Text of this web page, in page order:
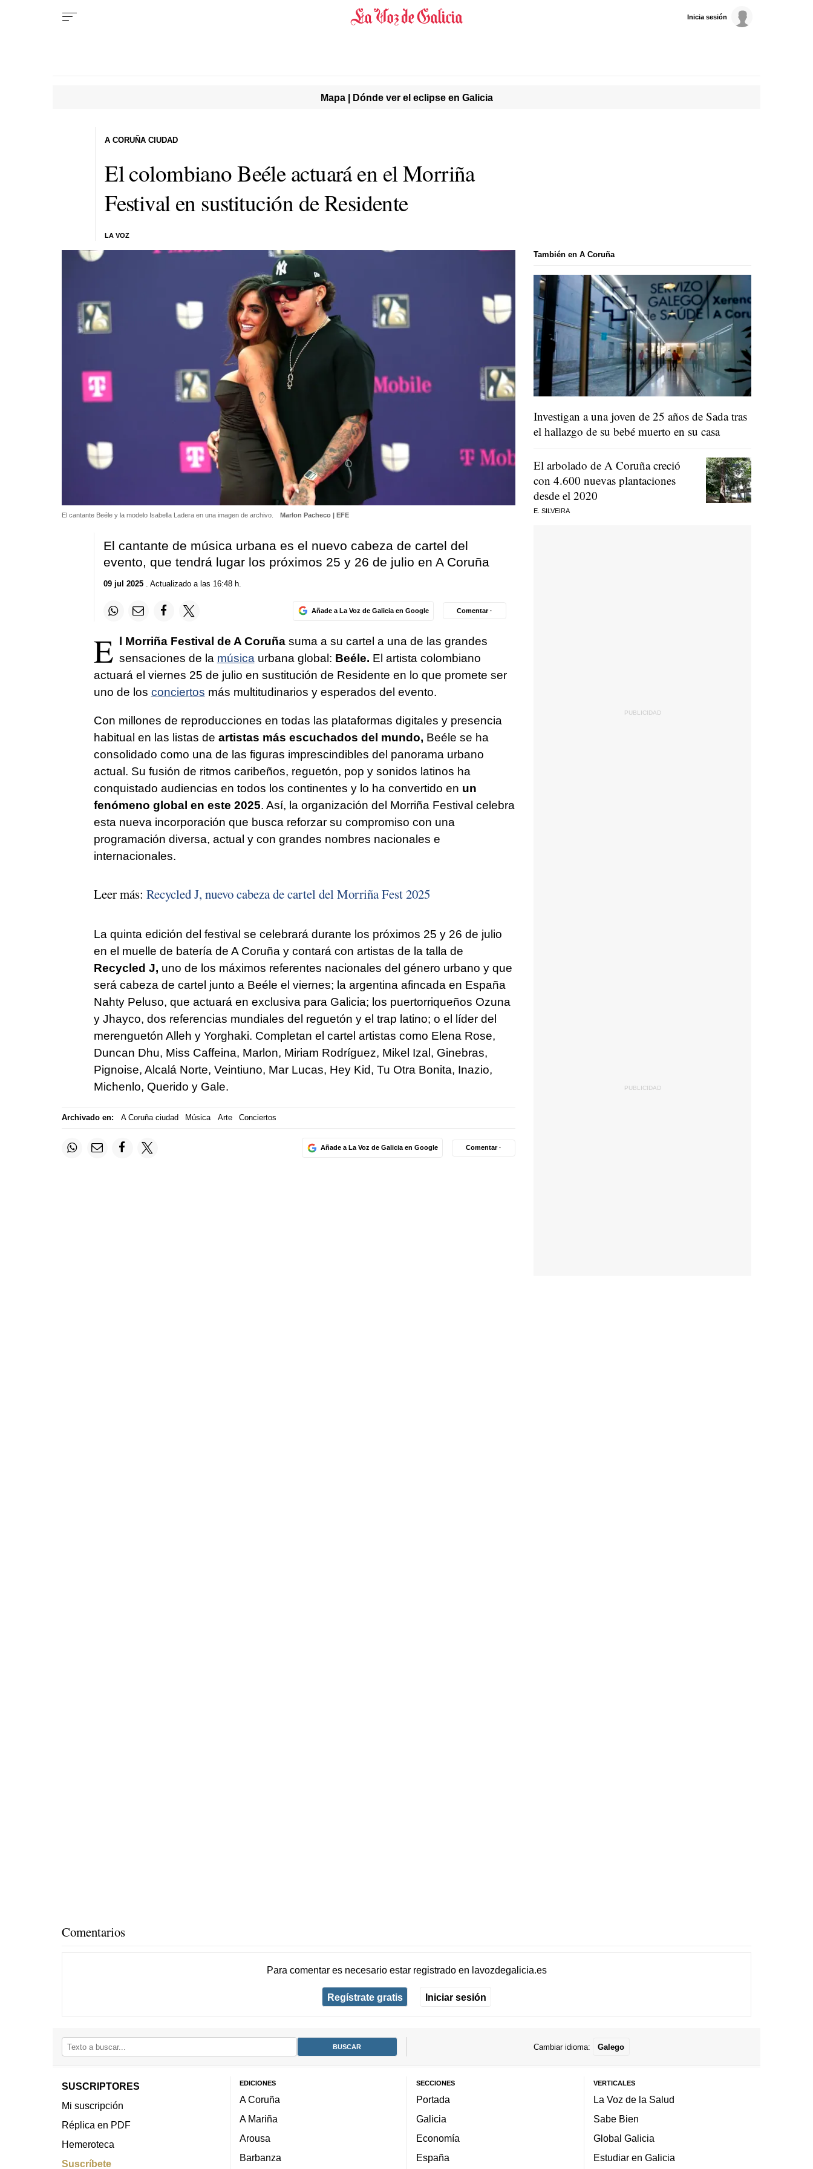
Inicia sesión
Mapa | Dónde ver el eclipse en Galicia
El colombiano Beéle actuará en el Morriña
Festival en sustitución de Residente
LA VOZ
A CORUÑA CIUDAD
El cantante Beéle y la modelo Isabella Ladera en una imagen de archivo. Marlon Pacheco | EFE
El cantante de música urbana es el nuevo cabeza de cartel del
evento, que tendrá lugar los próximos 25 y 26 de julio en A Coruña
09 jul 2025. Actualizado a las 16:48 h.
Añade a La Voz de Galicia en Google Comentar ·
E l Morriña Festival de A Coruñasuma a su cartel a una de las grandes
sensaciones de la música urbana global: Beéle. El artista colombiano
actuará el viernes 25 de julio en sustitución de Residente en lo que promete ser
uno de los conciertos más multitudinarios y esperados del evento.
Con millones de reproducciones en todas las plataformas digitales y presencia
habitual en las listas de artistas más escuchados del mundo, Beéle se ha
consolidado como una de las figuras imprescindibles del panorama urbano
actual. Su fusión de ritmos caribeños, reguetón, pop y sonidos latinos ha
conquistado audiencias en todos los continentes y lo ha convertido en un
fenómeno global en este 2025. Así, la organización del Morriña Festival celebra
esta nueva incorporación que busca reforzar su compromiso con una
programación diversa, actual y con grandes nombres nacionales e
internacionales.
Leer más: Recycled J, nuevo cabeza de cartel del Morriña Fest 2025
La quinta edición del festival se celebrará durante los próximos 25 y 26 de julio
en el muelle de batería de A Coruña y contará con artistas de la talla de
Recycled J, uno de los máximos referentes nacionales del género urbano y que
será cabeza de cartel junto a Beéle el viernes; la argentina afincada en España
Nahty Peluso, que actuará en exclusiva para Galicia; los puertorriqueños Ozuna
y Jhayco, dos referencias mundiales del reguetón y el trap latino; o el líder del
merenguetón Alleh y Yorghaki. Completan el cartel artistas como Elena Rose,
Duncan Dhu, Miss Caffeina, Marlon, Miriam Rodríguez, Mikel Izal, Ginebras,
Pignoise, Alcalá Norte, Veintiuno, Mar Lucas, Hey Kid, Tu Otra Bonita, Inazio,
Michenlo, Querido y Gale.
Archivado en: A Coruña ciudad Música Arte Conciertos
Añade a La Voz de Galicia en Google Comentar ·
También en A Coruña
Investigan a una joven de 25 años de Sada tras
el hallazgo de su bebé muerto en su casa
El arbolado de A Coruña creció
con 4.600 nuevas plantaciones
desde el 2020
E. SILVEIRA
Comentarios
Para comentar es necesario estar registradoen lavozdegalicia.es
Regístrate gratis Iniciar sesión
Cambiar idioma: Galego
SUSCRIPTORES
Mi suscripción
Réplica en PDF
Hemeroteca
Suscríbete
EDICIONES
A Coruña
A Mariña
Arousa
Barbanza
SECCIONES
Portada
Galicia
Economía
España
VERTICALES
La Voz de la Salud
Sabe Bien
Global Galicia
Estudiar en Galicia